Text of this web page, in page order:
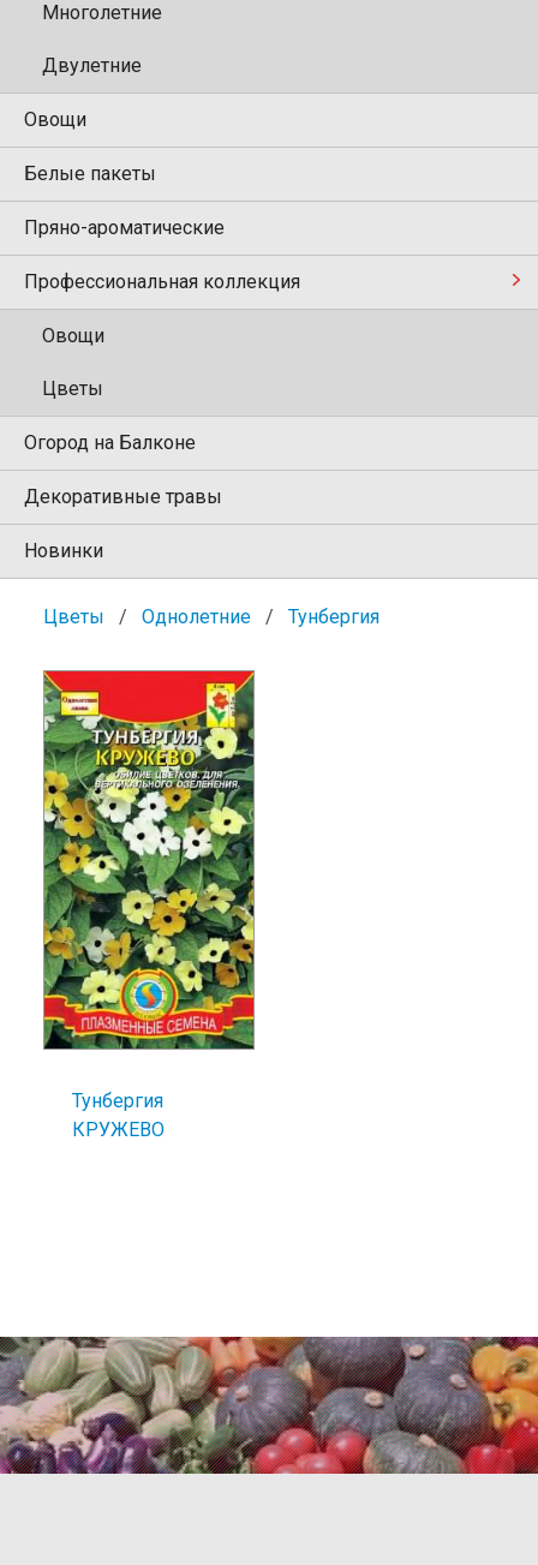
Многолетние
Двулетние
Овощи
Белые пакеты
Пряно-ароматические
Профессиональная коллекция
Овощи
Цветы
Огород на Балконе
Декоративные травы
Новинки
Цветы Однолетние Тунбергия
Тунбергия
КРУЖЕВО